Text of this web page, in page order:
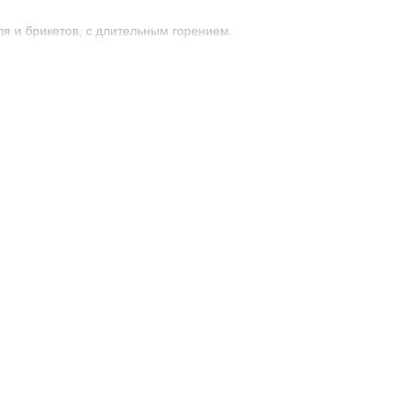
и брикетов, с длительным горением.